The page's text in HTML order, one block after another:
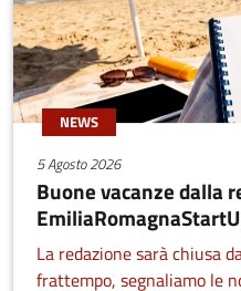
NEWS
5 Agosto 2026
Buone vacanze dalla
La redazione sarà chiusa
frattempo, segnaliamo le